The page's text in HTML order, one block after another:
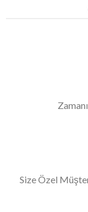
Size Özel